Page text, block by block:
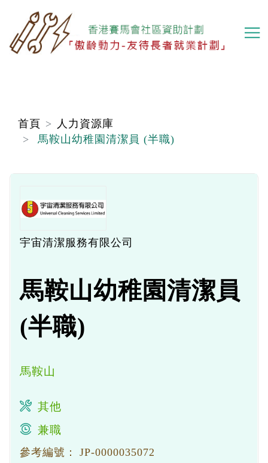
主
內
首頁
人力資源庫
馬鞍山幼稚園清潔員 (半職)
宇宙清潔服務有限公司
馬鞍山幼稚園清潔員
(半職)
馬鞍山
其他
兼職
參考編號： JP-0000035072